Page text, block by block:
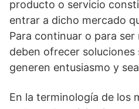
producto o servicio
entrar a dicho mercado
Para continuar o para
deben ofrecer soluciones
generen entusiasmo y
En la terminología de los